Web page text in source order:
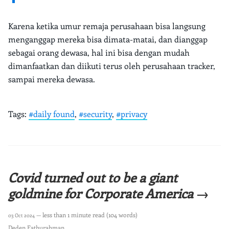
Karena ketika umur remaja perusahaan bisa langsung
menganggap mereka bisa dimata-matai, dan dianggap
sebagai orang dewasa, hal ini bisa dengan mudah
dimanfaatkan dan diikuti terus oleh perusahaan tracker,
sampai mereka dewasa.
Tags: #daily found, #security, #privacy
Covid turned out to be a giant
goldmine for Corporate America →
03 Oct 2024 — less than 1 minute read (104 words)